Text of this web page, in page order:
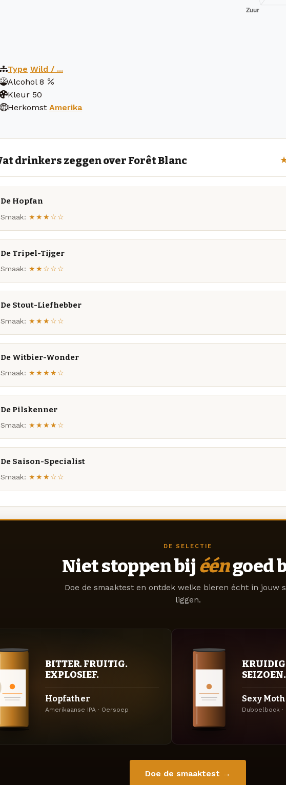
Type Wild / ...
Alcohol 8
Kleur 50
Herkomst Amerika
drinkers zeggen over Forêt Blanc
De Hopfan
Smaak: ★★★☆☆
De Tripel-Tijger
Smaak: ★★☆☆☆
De Stout-Liefhebber
Smaak: ★★★☆☆
De Witbier-Wonder
Smaak: ★★★★☆
De Pilskenner
Smaak: ★★★★☆
De Saison-Specialist
Smaak: ★★★☆☆
DE SELECTIE
Niet stoppen bij ééngoed
Doe de smaaktest en ontdek welke bieren écht in jouw
liggen.
BITTER. FRUITIG.
EXPLOSIEF.
Hopfather
Amerikaanse IPA · Oersoep
SEIZOEN.
Sexy
Dubbelbock ·
Doe de smaaktest →